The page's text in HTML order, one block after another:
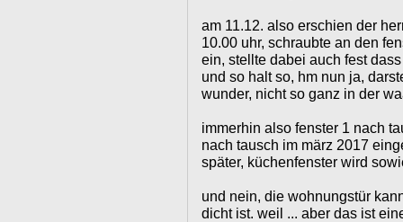
am 11.12. also erschien der
10.00 uhr, schraubte an den
ein, stellte dabei auch fest
und so halt so, hm nun ja,
wunder, nicht so ganz in der
immerhin also fenster 1 nach
nach tausch im märz 2017
später, küchenfenster wird
und nein, die wohnungstür
dicht ist. weil ... aber das ist